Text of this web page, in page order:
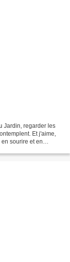
Jardin, regarder les
Et j'aime,
sourire et en